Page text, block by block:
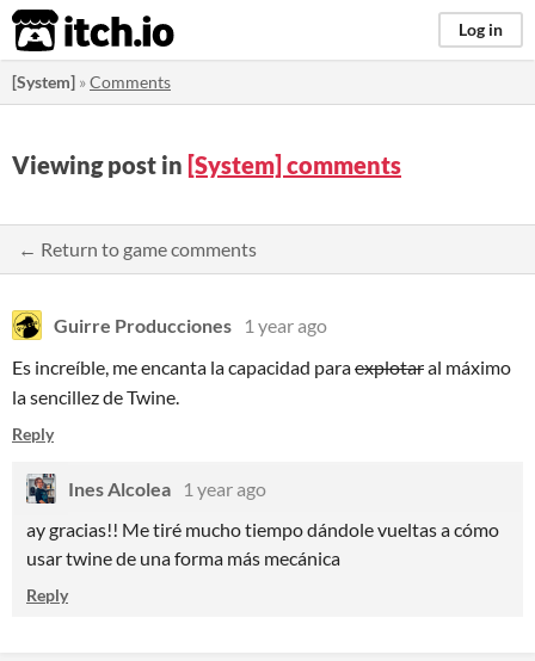
itch.io Log in
[System] »Comments
Viewing post in [System] comments
← Return to game comments
Guirre Producciones
1 year ago
Es increíble, me encanta la capacidad paraexplotaral máximo
la sencillez de Twine.
Reply
Ines Alcolea
1 year ago
ay gracias!! Me tiré mucho tiempo dándole vueltas a cómo
usar twine de una forma más mecánica
Reply